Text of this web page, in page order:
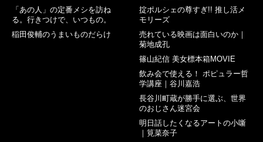
「あの人」の定番メシを訪ね
る。行きつけで、いつもの。
稲田俊輔のうまいものだらけ
掟ポルシェの尊すぎ!! 推し活メ
モリーズ
売れている映画は面白いのか｜
菊地成孔
篠山紀信 美女標本箱MOVIE
飲み会で使える！ ポピュラー哲
学講座｜谷川嘉浩
長谷川町蔵が勝手に選ぶ、世界
のおじさん迷宮会
明日話したくなるアートの小噺
｜筧菜奈子